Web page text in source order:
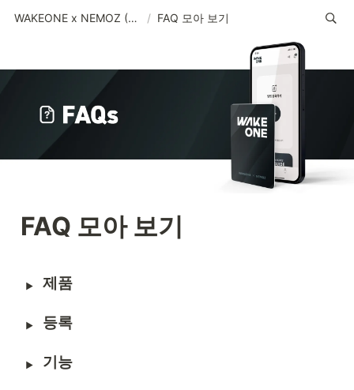
WAKEONE x NEMOZ (KR) / FAQ 모아 보기
FAQ 모아 보기
제품
등록
기능